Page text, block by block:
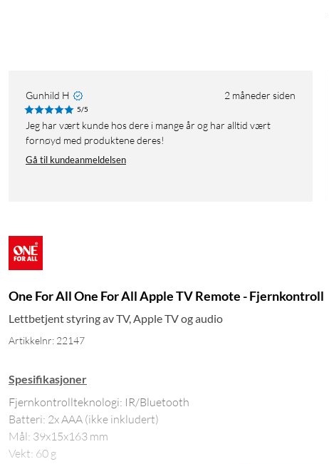
Gunhild H 2 måneder siden
5/5
Jeg har vært kunde hos dere i mange år og har alltid vært
fornøyd med produktene deres!
Gå til kundeanmeldelsen
One For All One For All Apple TV Remote - Fjernkontroll
Lettbetjent styring av TV, Apple TV og audio
Artikkelnr: 22147
Spesifikasjoner
Fjernkontrollteknologi: IR/Bluetooth
Batteri: 2x AAA (ikke inkludert)
Mål: 39x15x163 mm
Vekt: 60 g